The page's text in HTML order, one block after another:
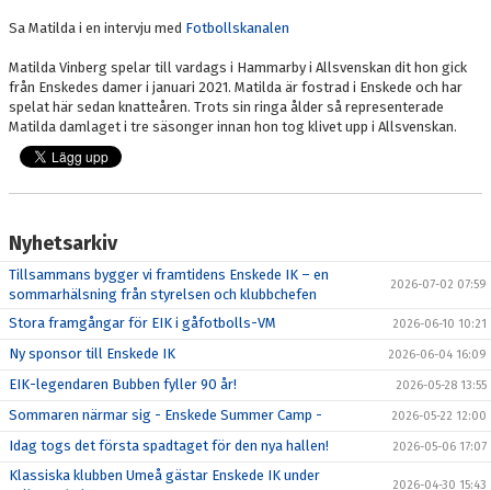
Sa Matilda i en intervju med Fotbollskanalen
Matilda Vinberg spelar till vardags i Hammarby i Allsvenskan dit hon gick
från Enskedes damer i januari 2021. Matilda är fostrad i Enskede och har
spelat här sedan knatteåren. Trots sin ringa ålder så representerade
Matilda damlaget i tre säsonger innan hon tog klivet upp i Allsvenskan.
Nyhetsarkiv
Tillsammans bygger vi framtidens Enskede IK – en
sommarhälsning från styrelsen och klubbchefen
2026-07-02 07:59
Stora framgångar för EIK i gåfotbolls-VM 2026-06-10 10:21
Ny sponsor till Enskede IK 2026-06-04 16:09
EIK-legendaren Bubben fyller 90 år! 2026-05-28 13:55
Sommaren närmar sig - Enskede Summer Camp - 2026-05-22 12:00
Idag togs det första spadtaget för den nya hallen! 2026-05-06 17:07
Klassiska klubben Umeå gästar Enskede IK under
2026-04-30 15:43